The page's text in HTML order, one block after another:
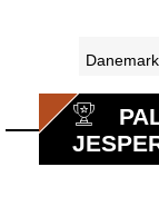
Danemark